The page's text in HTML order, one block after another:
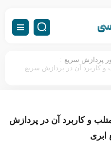
پردازش سریع :
و کاربرد آن در پردازش سریع
و کاربرد آن در پردازش
ابری